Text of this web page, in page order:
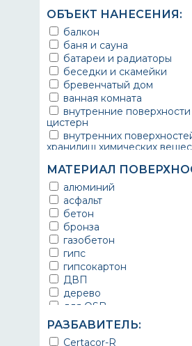
ОБЪЕКТ НАНЕСЕНИЯ:
балкон
баня и сауна
батареи и радиаторы
беседки и скамейки
бревенчатый дом
ванная комната
внутренние
цистерн
внутренних
хранилищ химических
ворота
выхлопные системы
автомобилей
газопроводы
гараж
гидротехнические
городской транспорт
грузовые вагоны
двери металлические
детали двигателей
детали машин
для автомобилей
для бассейна
МАТЕРИАЛ
алюминий
асфальт
бетон
бронза
газобетон
гипс
гипсокартон
ДВП
дерево
для OSB
для бетона
для гипса
РАЗБАВИТЕЛЬ:
Certacor-R